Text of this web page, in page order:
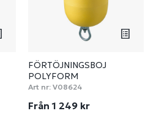
FÖRTÖJNINGSBOJ
POLYFORM
Art nr: V08624
Från 1 249 kr